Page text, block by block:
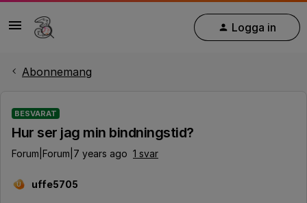
Logga in
Abonnemang
BESVARAT
Hur ser jag min bindningstid?
Forum|Forum|7 years ago 1 svar
U uffe5705